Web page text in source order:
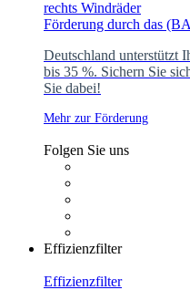
Förderung durch das
Deutschland unterstützt
bis 35 %. Sichern Sie
Sie dabei!
Mehr zur Förderung
Folgen Sie uns
Effizienzfilter
Effizienzfilter